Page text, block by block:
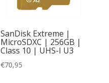
SanDisk Extreme |
MicroSDXC | 256GB |
Class 10 | UHS-I U3
€70,95